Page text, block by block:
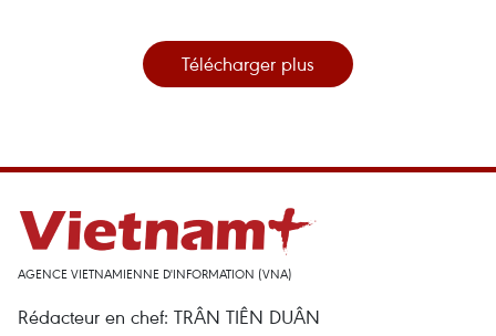
Télécharger plus
AGENCE VIETNAMIENNE D'INFORMATION (VNA)
Rédacteur en chef: TRÂN TIÊN DUÂN